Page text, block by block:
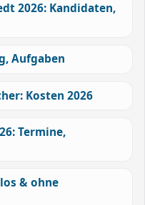
2026: Kandidaten,
Aufgaben
Kosten 2026
Termine,
& ohne